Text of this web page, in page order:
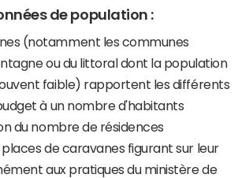
de population :
(notamment les communes
ou du littoral dont la population
faible) rapportent les différents
à un nombre d'habitants
du nombre de résidences
de caravanes figurant sur leur
aux pratiques du ministère de